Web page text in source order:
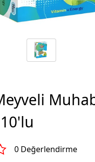
0 Değerlendirme